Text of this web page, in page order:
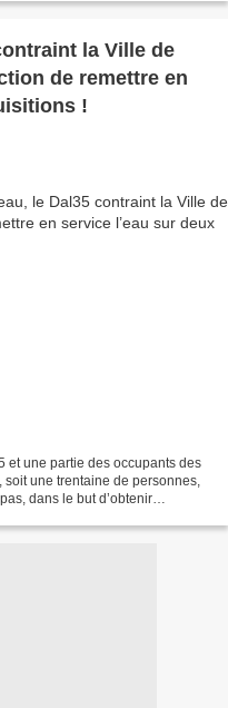
la Ville de
de remettre en
!
et une partie des occupants des
une trentaine de personnes,
dans le but d’obtenir